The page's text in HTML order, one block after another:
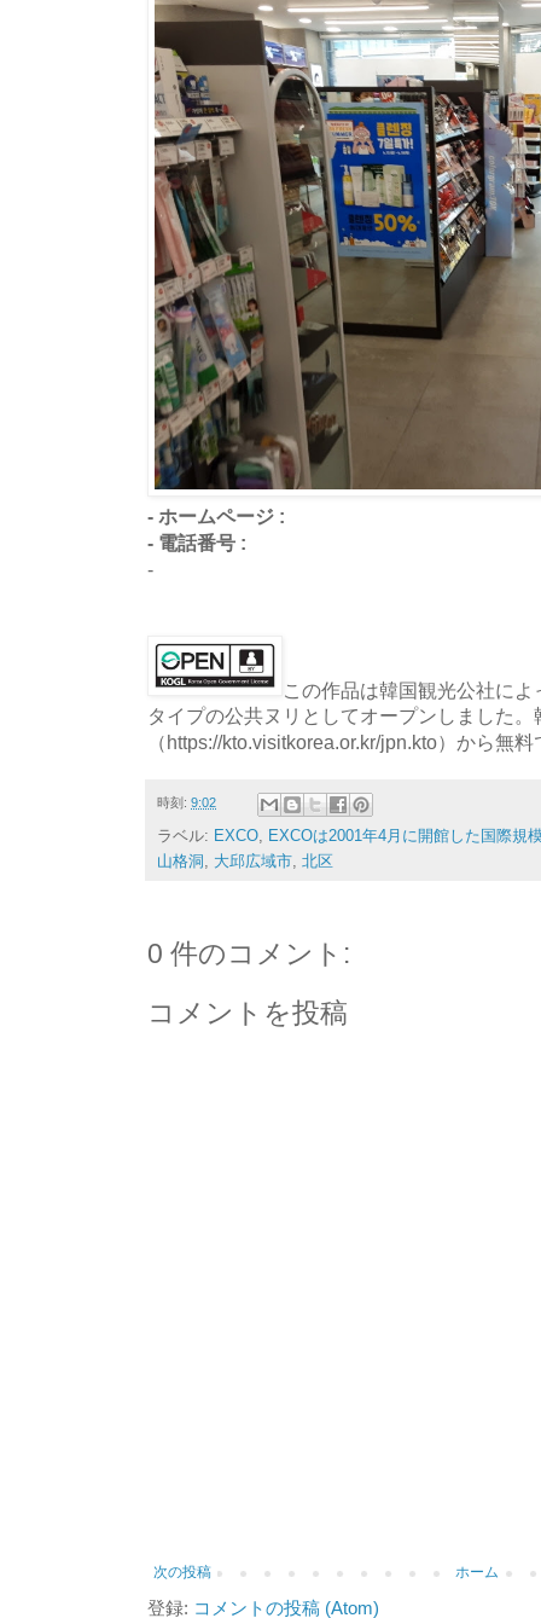
- ホームページ :
- 電話番号 :
-
この作品は韓国観光公社に
タイプの公共ヌリとしてオープンしました。
（https://kto.visitkorea.or.kr/jpn.kto）から無
時刻: 9:02
ラベル: EXCO EXCOは2001年4月に開館した国際規
山格洞
大邱広域市 北区
0 件のコメント:
コメントを投稿
次の投稿 ホーム
登録: コメントの投稿 (Atom)